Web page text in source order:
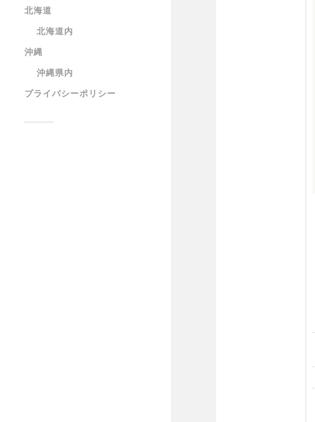
北海道
北海道内
沖縄
沖縄県内
プライバシーポリシー